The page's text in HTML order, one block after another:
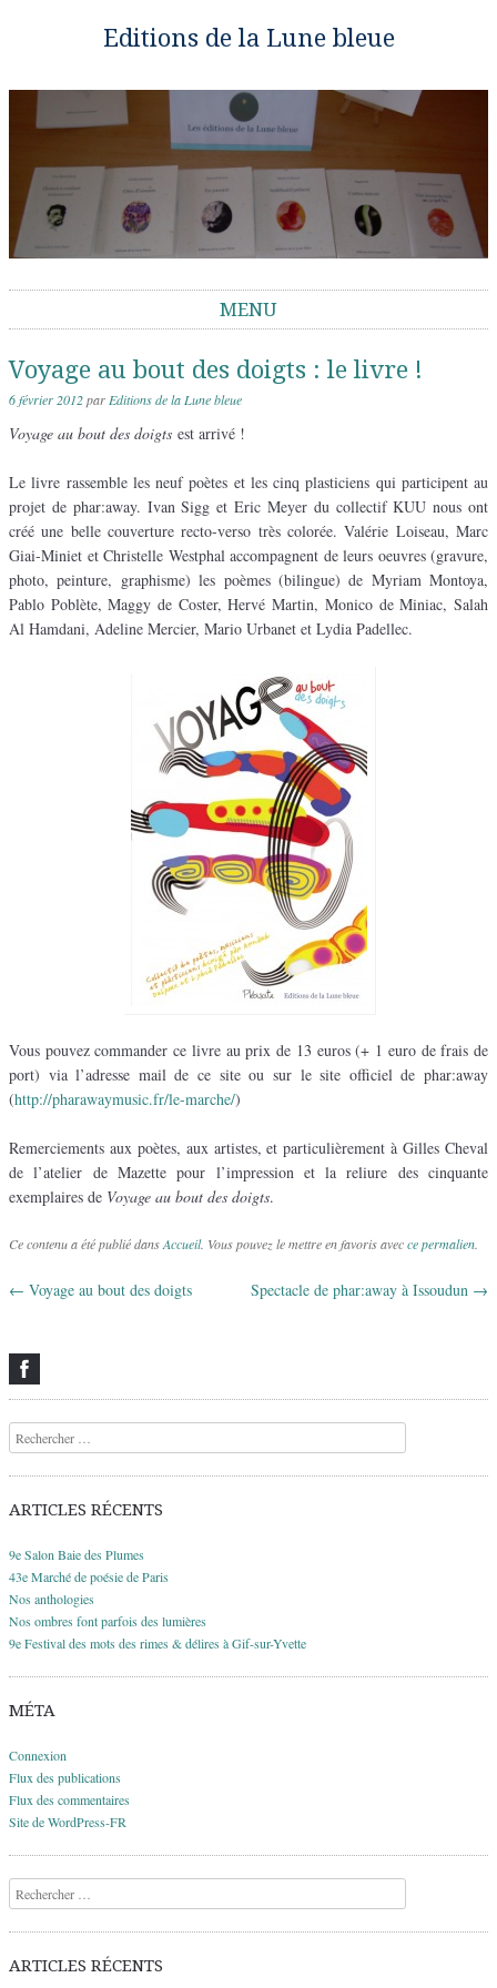
Editions de la Lune bleue
MENU
Voyage au bout des doigts : le livre !
6 février 2012parEditions de la Lune bleue
Voyage au bout des doigts est arrivé !
Le livre rassemble les neuf poètes et les cinq plasticiens qui participent au
projet de phar:away. Ivan Sigg et Eric Meyer du collectif KUU nous ont
créé une belle couverture recto-verso très colorée. Valérie Loiseau, Marc
Giai-Miniet et Christelle Westphal accompagnent de leurs oeuvres (gravure,
photo, peinture, graphisme) les poèmes (bilingue) de Myriam Montoya,
Pablo Poblète, Maggy de Coster, Hervé Martin, Monico de Miniac, Salah
Al Hamdani, Adeline Mercier, Mario Urbanet et Lydia Padellec.
Vous pouvez commander ce livre au prix de 13 euros (+ 1 euro de frais de
port) via l’adresse mail de ce site ou sur le site officiel de phar:away
(http://pharawaymusic.fr/le-marche/)
Remerciements aux poètes, aux artistes, et particulièrement à Gilles Cheval
de l’atelier de Mazette pour l’impression et la reliure des cinquante
exemplaires de Voyage au bout des doigts.
Ce contenu a été publié dansAccueil. Vous pouvez le mettre en favoris avecce permalien.
Navigation des articles
← Voyage au bout des doigts Spectacle de phar:away à Issoudun →
Recherche
ARTICLES RÉCENTS
9e Salon Baie des Plumes
43e Marché de poésie de Paris
Nos anthologies
Nos ombres font parfois des lumières
9e Festival des mots des rimes & délires à Gif-sur-Yvette
MÉTA
Connexion
Flux des publications
Flux des commentaires
Site de WordPress-FR
Recherche
ARTICLES RÉCENTS